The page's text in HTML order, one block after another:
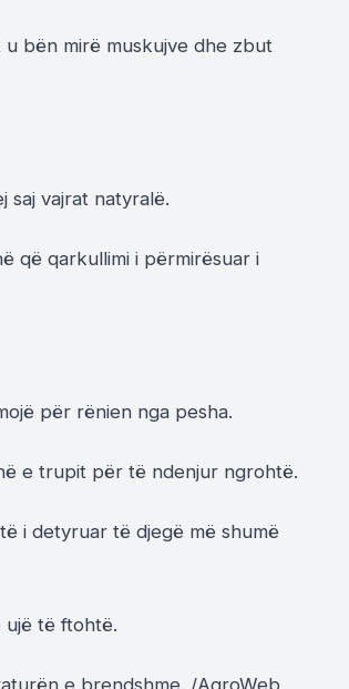
bën mirë muskujve dhe zbut
vajrat natyralë.
që qarkullimi i përmirësuar i
për rënien nga pesha.
e trupit për të ndenjur ngrohtë.
i detyruar të djegë më shumë
ujë të ftohtë.